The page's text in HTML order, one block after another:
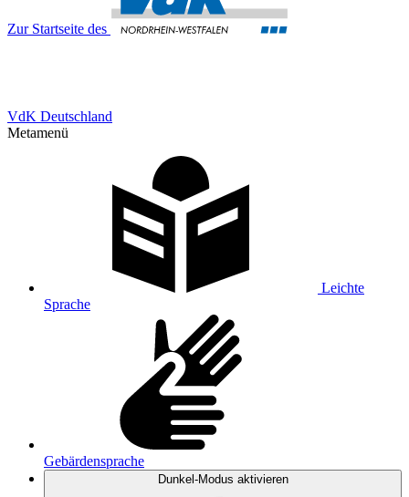
Zur Startseite des
VdK Deutschland
Metamenü
Leichte
Sprache
Gebärdensprache
Dunkel-Modus aktivieren